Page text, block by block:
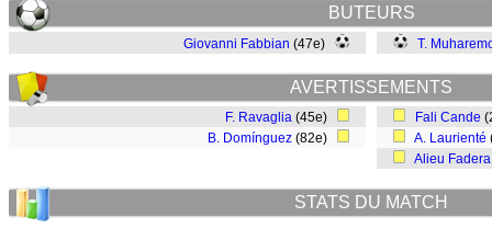
BUTEURS
Giovanni Fabbian (47e) T.
AVERTISSEMENTS
F. Ravaglia (45e)
B. Domínguez (82e)
Fali Cande
A. Laurienté
Alieu Fadera
STATS DU MATCH